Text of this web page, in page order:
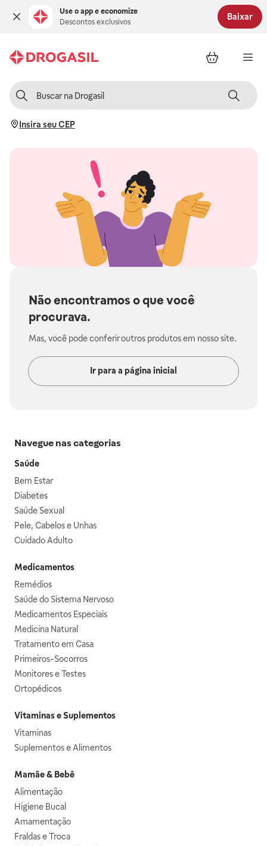
Use o app e economize
Descontos exclusivos
Baixar
Insira seu CEP
Não encontramos o que você
procurava.
Mas, você pode conferir outros produtos em nosso site.
Ir para a página inicial
Navegue nas categorias
Saúde
Bem Estar
Diabetes
Saúde Sexual
Pele, Cabelos e Unhas
Cuidado Adulto
Medicamentos
Remédios
Saúde do Sistema Nervoso
Medicamentos Especiais
Medicina Natural
Tratamento em Casa
Primeiros-Socorros
Monitores e Testes
Ortopédicos
Vitaminas e Suplementos
Vitaminas
Suplementos e Alimentos
Mamãe & Bebê
Alimentação
Higiene Bucal
Amamentação
Fraldas e Troca